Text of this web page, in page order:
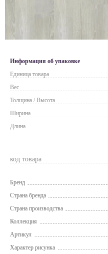
Информация об упаковке
Единица товара
Вес
Толщина / Высота
Ширина
Длина
код товара
Бренд
Страна бренда
Страна производства
Коллекция
Артикул
Характер рисунка